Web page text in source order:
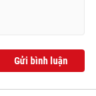
Gửi bình luận